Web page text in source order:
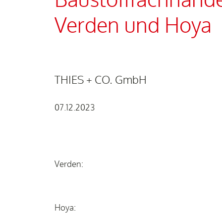
Verden und Hoya
THIES + CO. GmbH
07.12.2023
Verden:
Hoya: